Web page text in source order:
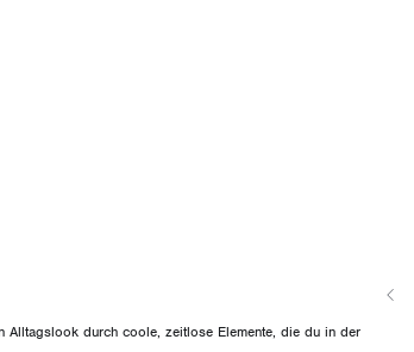
Alltagslook durch coole, zeitlose Elemente, die du in der